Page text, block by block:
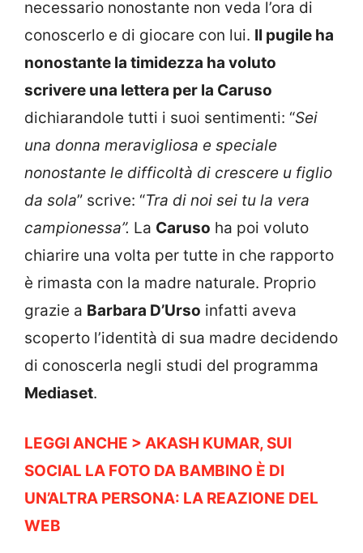
necessario nonostante non veda l’ora di
conoscerlo e di giocare con lui. Il pugile ha
nonostante la timidezza ha voluto
scrivere una lettera per la Caruso
dichiarandole tutti i suoi sentimenti: “Sei
una donna meravigliosa e speciale
nonostante le difficoltà di crescere u figlio
da sola” scrive: “Tra di noi sei tu la vera
campionessa”. La Caruso ha poi voluto
chiarire una volta per tutte in che rapporto
è rimasta con la madre naturale. Proprio
grazie a Barbara D’Urso infatti aveva
scoperto l’identità di sua madre decidendo
di conoscerla negli studi del programma
Mediaset.
LEGGI ANCHE > AKASH KUMAR, SUI
SOCIAL LA FOTO DA BAMBINO È DI
UN’ALTRA PERSONA: LA REAZIONE DEL
WEB